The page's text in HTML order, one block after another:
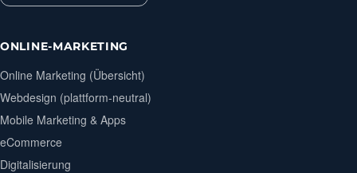
ONLINE-MARKETING
Online Marketing (Übersicht)
Webdesign (plattform-neutral)
Mobile Marketing & Apps
eCommerce
Digitalisierung